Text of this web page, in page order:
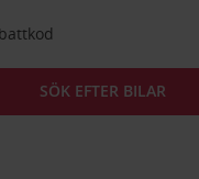
SÖK EFTER BILAR